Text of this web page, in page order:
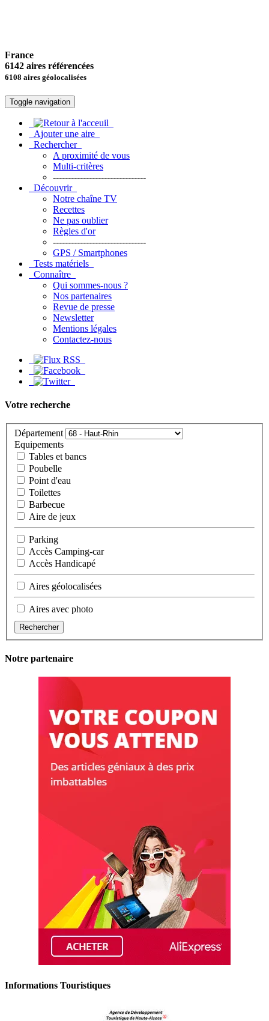
France
6142 aires référencées
6108 aires géolocalisées
Toggle navigation
Ajouter une aire
Rechercher
A proximité de vous
Multi-critères
-------------------------------
Découvrir
Notre chaîne TV
Recettes
Ne pas oublier
Règles d'or
-------------------------------
GPS / Smartphones
Tests matériels
Connaître
Qui sommes-nous ?
Nos partenaires
Revue de presse
Newsletter
Mentions légales
Contactez-nous
Votre recherche
Département
Equipements
Tables et bancs
Poubelle
Point d'eau
Toilettes
Barbecue
Aire de jeux
Parking
Accès Camping-car
Accès Handicapé
Aires géolocalisées
Aires avec photo
Rechercher
Notre partenaire
Informations Touristiques